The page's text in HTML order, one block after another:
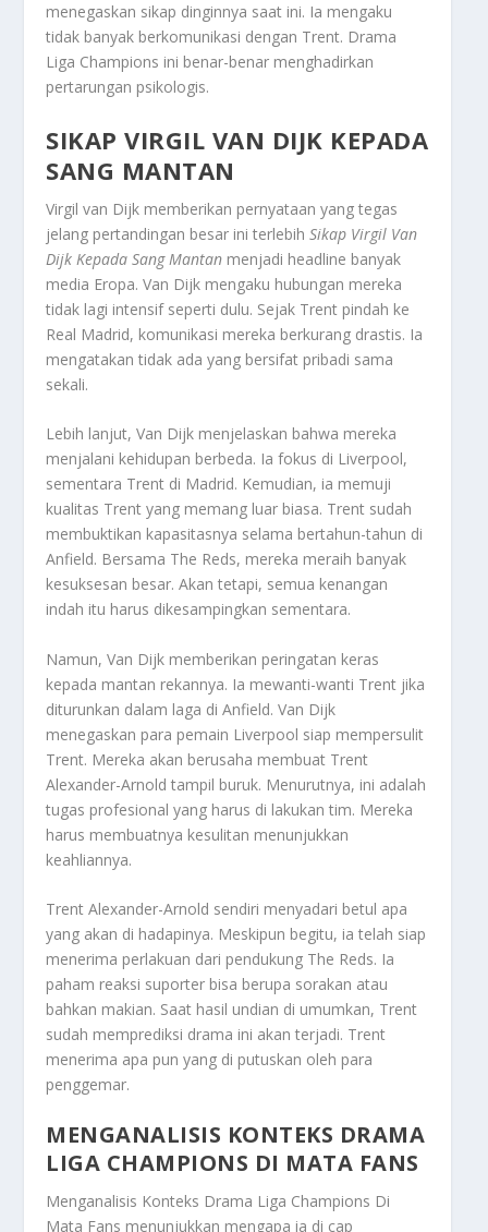
menegaskan sikap dinginnya saat ini. Ia mengaku
tidak banyak berkomunikasi dengan Trent. Drama
Liga Champions ini benar-benar menghadirkan
pertarungan psikologis.
SIKAP VIRGIL VAN DIJK KEPADA
SANG MANTAN
Virgil van Dijk memberikan pernyataan yang tegas
jelang pertandingan besar ini terlebihSikap Virgil Van
Dijk Kepada Sang Mantan menjadi headline banyak
media Eropa. Van Dijk mengaku hubungan mereka
tidak lagi intensif seperti dulu. Sejak Trent pindah ke
Real Madrid, komunikasi mereka berkurang drastis. Ia
mengatakan tidak ada yang bersifat pribadi sama
sekali.
Lebih lanjut, Van Dijk menjelaskan bahwa mereka
menjalani kehidupan berbeda. Ia fokus di Liverpool,
sementara Trent di Madrid. Kemudian, ia memuji
kualitas Trent yang memang luar biasa. Trent sudah
membuktikan kapasitasnya selama bertahun-tahun di
Anfield. Bersama The Reds, mereka meraih banyak
kesuksesan besar. Akan tetapi, semua kenangan
indah itu harus dikesampingkan sementara.
Namun, Van Dijk memberikan peringatan keras
kepada mantan rekannya. Ia mewanti-wanti Trent jika
diturunkan dalam laga di Anfield. Van Dijk
menegaskan para pemain Liverpool siap mempersulit
Trent. Mereka akan berusaha membuat Trent
Alexander-Arnold tampil buruk. Menurutnya, ini adalah
tugas profesional yang harus di lakukan tim. Mereka
harus membuatnya kesulitan menunjukkan
keahliannya.
Trent Alexander-Arnold sendiri menyadari betul apa
yang akan di hadapinya. Meskipun begitu, ia telah siap
menerima perlakuan dari pendukung The Reds. Ia
paham reaksi suporter bisa berupa sorakan atau
bahkan makian. Saat hasil undian di umumkan, Trent
sudah memprediksi drama ini akan terjadi. Trent
menerima apa pun yang di putuskan oleh para
penggemar.
MENGANALISIS KONTEKS DRAMA
LIGA CHAMPIONS DI MATA FANS
Menganalisis Konteks Drama Liga Champions Di
Mata Fans menunjukkan mengapa ia di cap